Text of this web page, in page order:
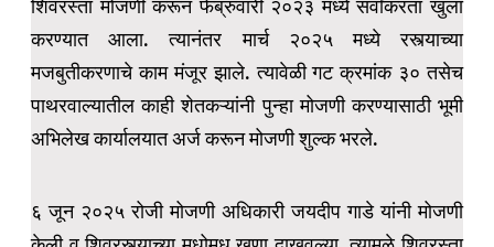
शिवरस्ता मोजणी करून फेब्रुवारी २०२३ मध्ये सर्वांकरता खुला
करण्यात आला. त्यानंतर मार्च २०२५ मध्ये रस्त्याच्या
मजबुतीकरणाचे काम मंजूर झाले. त्यावेळी गट क्रमांक ३० तसेच
पाथरवाल्यातील काही शेतकऱ्यांनी पुन्हा मोजणी करण्यासाठी भूमी
अभिलेख कार्यालयात अर्ज करून मोजणी शुल्क भरले.
६ जून २०२५ रोजी मोजणी अधिकारी जयदीप गाडे यांनी मोजणी